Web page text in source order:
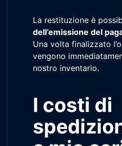
La restituzione è
dell’emissione del
Una volta finalizzato
vengono
nostro inventario.
I costi di